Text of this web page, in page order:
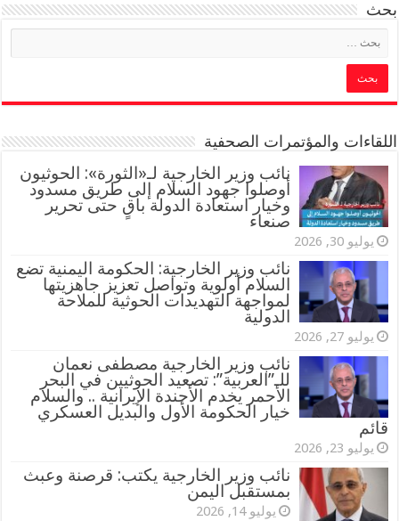
بحث
اللقاءات والمؤتمرات الصحفية
‏نائب وزير الخارجية لـ«الثورة»: الحوثيون
أوصلوا جهود السلام إلى طريق مسدود
وخيار استعادة الدولة باقٍ حتى تحرير
صنعاء
يوليو 30, 2026
نائب وزير الخارجية: الحكومة اليمنية تضع
السلام أولوية وتواصل تعزيز جاهزيتها
لمواجهة التهديدات الحوثية للملاحة
الدولية
يوليو 27, 2026
نائب وزير الخارجية مصطفى نعمان
للـ”العربية”: تصعيد الحوثيين في البحر
الأحمر يخدم الأجندة الإيرانية .. والسلام
خيار الحكومة الأول والبديل العسكري
قائم
يوليو 23, 2026
نائب وزير الخارجية يكتب: قرصنة وعبث
بمستقبل اليمن
يوليو 14, 2026